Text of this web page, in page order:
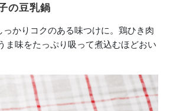
の豆乳鍋
っかりコクのある味つけに。鶏ひき肉
ま味をたっぷり吸って煮込むほどおい